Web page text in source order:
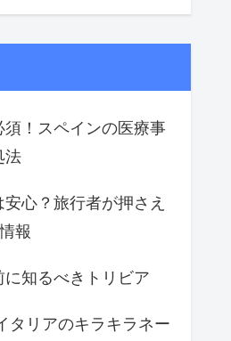
！スペインの医療事
法
心？旅行者が押さえ
報
知るべきトリビア
タリアのキラキラネー